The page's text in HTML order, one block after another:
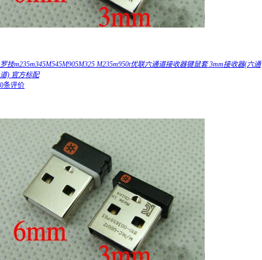
罗技m235m345M545M905M325 M235m950t优联六通道接收器键鼠套 3mm接收器(六通
道) 官方标配
0条评价